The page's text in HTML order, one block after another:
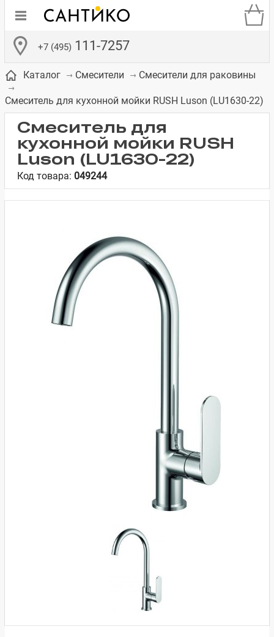
+7 (495) 111-7257
унитазов
Сиденья для
унитазов
Смесители для
встраиваемых
систем
Зеркало-шкаф
Полки в ванную
комнату
Комоды в
ванную комнату
Каталог Смесители Смесители для раковины
Смеситель для кухонной мойки RUSH Luson (LU1630-22)
Смеситель для
кухонной мойки RUSH
Luson (LU1630-22)
Код товара: 049244